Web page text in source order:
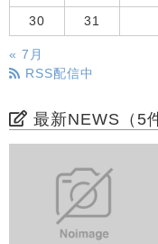
30 31
« 7月
RSS配信中
最新NEWS（5